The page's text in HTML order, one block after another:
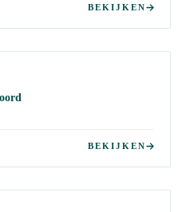
BEKIJKEN
BEKIJKEN